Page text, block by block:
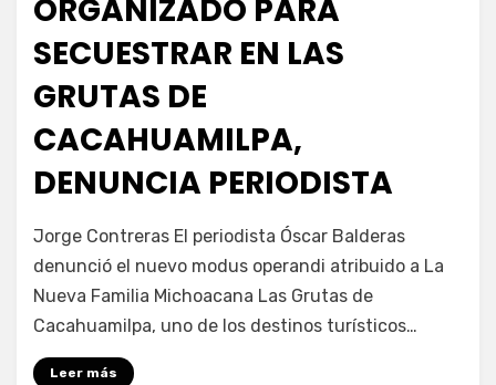
ORGANIZADO PARA
SECUESTRAR EN LAS
GRUTAS DE
CACAHUAMILPA,
DENUNCIA PERIODISTA
Fernando Miranda Servín
Jorge Contreras El periodista Óscar Balderas
denunció el nuevo modus operandi atribuido a La
Nueva Familia Michoacana Las Grutas de
Cacahuamilpa, uno de los destinos turísticos…
Leer más